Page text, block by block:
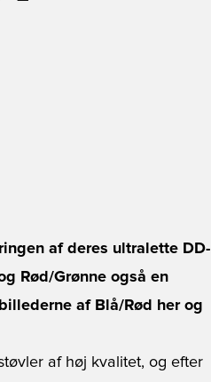
af deres ultralette DD-
Rød/Grønne også en
af Blå/Rød her og
af høj kvalitet, og efter